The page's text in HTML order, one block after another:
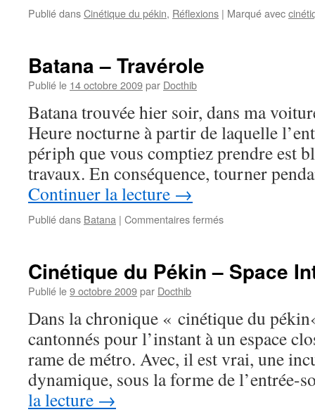
Publié dansCinétique du pékin, Réflexions | Marqué avec
Batana – Travérole
Publié le 14 octobre 2009par Docthib
Batana trouvée hier soir, dans ma
Heure nocturne à partir de laquelle
périph que vous comptiez prendre est
travaux. En conséquence, tourner
Continuer la lecture →
Publié dans Batana | Commentaires ferméssur
Cinétique du Pékin – Space
Publié le9 octobre 2009par Docthib
Dans la chronique « cinétique du
cantonnés pour l’instant à un espace
rame de métro. Avec, il est vrai, une
dynamique, sous la forme de
la lecture →